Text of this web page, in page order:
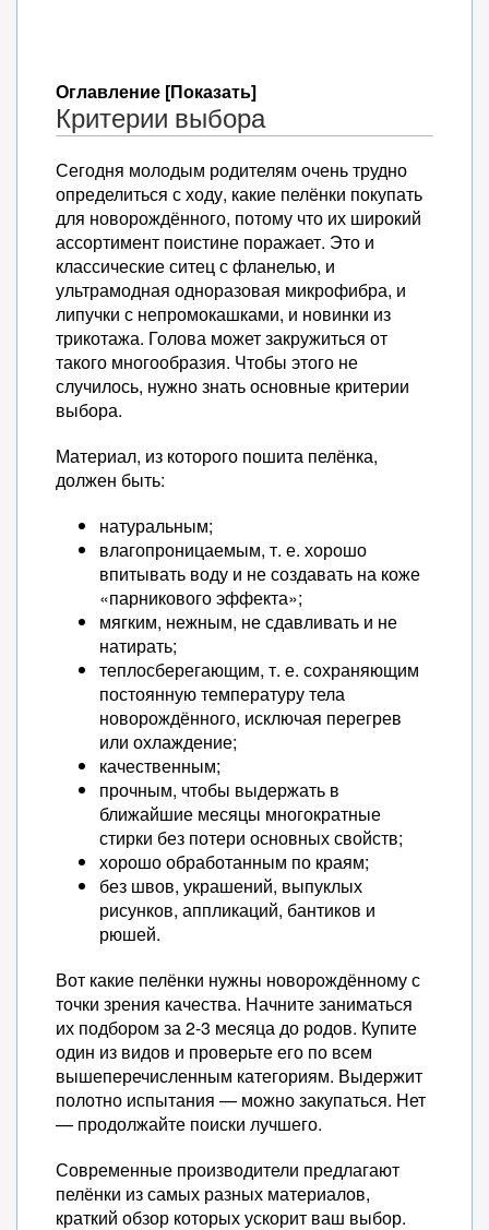
Оглавление [Показать]
Критерии выбора
Сегодня молодым родителям очень трудно
определиться с ходу, какие пелёнки покупать
для новорождённого, потому что их широкий
ассортимент поистине поражает. Это и
классические ситец с фланелью, и
ультрамодная одноразовая микрофибра, и
липучки с непромокашками, и новинки из
трикотажа. Голова может закружиться от
такого многообразия. Чтобы этого не
случилось, нужно знать основные критерии
выбора.
Материал, из которого пошита пелёнка,
должен быть:
натуральным;
влагопроницаемым, т. е. хорошо
впитывать воду и не создавать на коже
«парникового эффекта»;
мягким, нежным, не сдавливать и не
натирать;
теплосберегающим, т. е. сохраняющим
постоянную температуру тела
новорождённого, исключая перегрев
или охлаждение;
качественным;
прочным, чтобы выдержать в
ближайшие месяцы многократные
стирки без потери основных свойств;
хорошо обработанным по краям;
без швов, украшений, выпуклых
рисунков, аппликаций, бантиков и
рюшей.
Вот какие пелёнки нужны новорождённому с
точки зрения качества. Начните заниматься
их подбором за 2-3 месяца до родов. Купите
один из видов и проверьте его по всем
вышеперечисленным категориям. Выдержит
полотно испытания — можно закупаться. Нет
— продолжайте поиски лучшего.
Современные производители предлагают
пелёнки из самых разных материалов,
краткий обзор которых ускорит ваш выбор.